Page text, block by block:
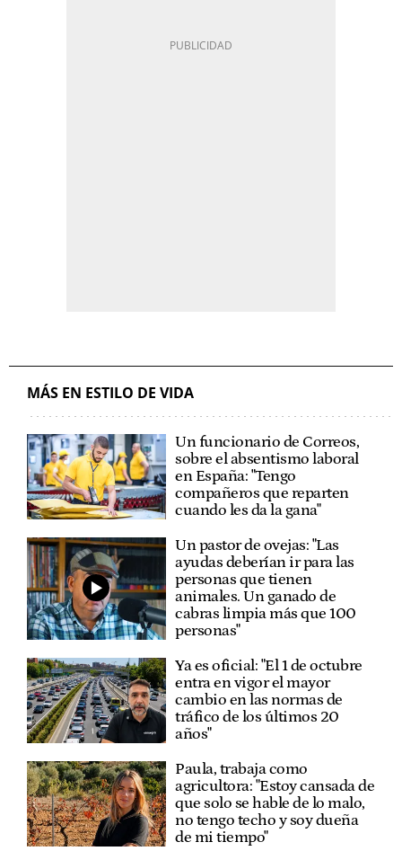
MÁS EN ESTILO DE VIDA
Un funcionario de Correos,
sobre el absentismo laboral
en España: "Tengo
compañeros que reparten
cuando les da la gana"
Un pastor de ovejas: "Las
ayudas deberían ir para las
personas que tienen
animales. Un ganado de
cabras limpia más que 100
personas"
Ya es oficial: "El 1 de octubre
entra en vigor el mayor
cambio en las normas de
tráfico de los últimos 20
años"
Paula, trabaja como
agricultora: "Estoy cansada de
que solo se hable de lo malo,
no tengo techo y soy dueña
de mi tiempo"